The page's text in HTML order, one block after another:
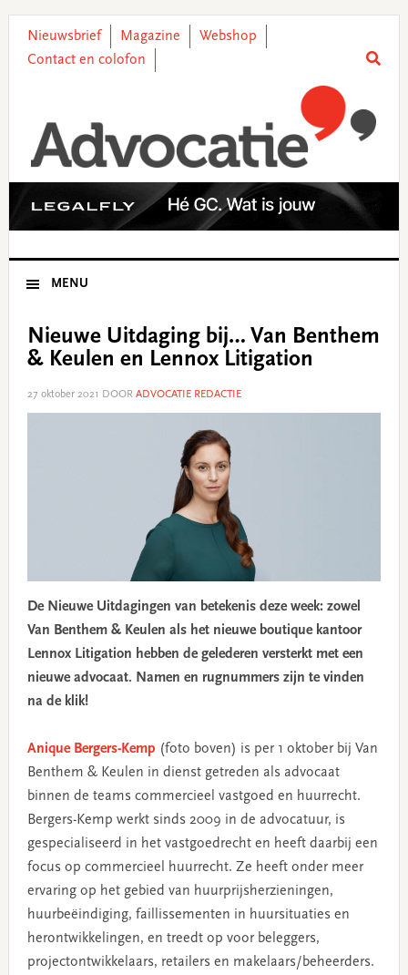
primary
main
primary
footer
Nieuwsbrief Magazine
Webshop
Contact en colofon
MENU
Nieuwe Uitdaging bij… Van Benthem
& Keulen en Lennox Litigation
27 oktober 2021 DOOR ADVOCATIE REDACTIE
De Nieuwe Uitdagingen van betekenis deze week: zowel
Van Benthem & Keulen als het nieuwe boutique kantoor
Lennox Litigation hebben de gelederen versterkt met een
nieuwe advocaat. Namen en rugnummers zijn te vinden
na de klik!
Anique Bergers-Kemp (foto boven) is per 1 oktober bij Van
Benthem & Keulen in dienst getreden als advocaat
binnen de teams commercieel vastgoed en huurrecht.
Bergers-Kemp werkt sinds 2009 in de advocatuur, is
gespecialiseerd in het vastgoedrecht en heeft daarbij een
focus op commercieel huurrecht. Ze heeft onder meer
ervaring op het gebied van huurprijsherzieningen,
huurbeëindiging, faillissementen in huursituaties en
herontwikkelingen, en treedt op voor beleggers,
projectontwikkelaars, retailers en makelaars/beheerders.